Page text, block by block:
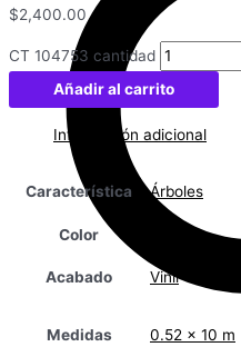
$2,400.00
CT 104753 cantidad
Añadir al carrito
Información adicional
Característica Árboles
Color
Acabado Vinil
Medidas 0.52 x 10 m